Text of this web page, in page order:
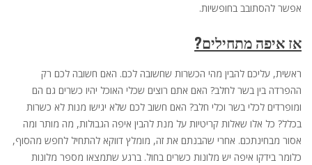
אפשר להסתובב בחופשיות.
אז איפה מתחילים?
ראשית, עליכם להבין מהי הכשרות שחשובה לכם. האם חשובה לכם רק
ההפרדה בין בשר לחלב? האם אתם רוצים שכלי האוכל יהיו כשרים גם הם
ומופרדים לכלי בשר וכלי חלב? האם חשוב לכם שלא יגישו מנות לא כשרות
בכלל? כל אלו שאלות קריטיות על מנת להבין איפה הגבולות, מה מותר ומה
אסור מבחינתכם. אחרי שהבנתם את זה, מומלץ דווקא להתחיל לחפש מהסוף,
כלומר בידקו איפה יש מלונות כשרים בחול. ברגע שתמצאו מספר מלונות